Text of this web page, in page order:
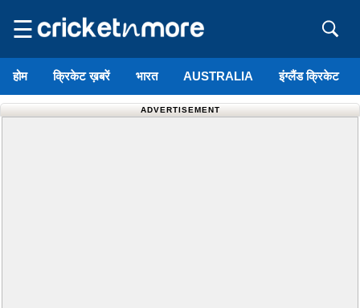
☰
होम क्रिकेट ख़बरें भारत AUSTRALIA इंग्लैंड क्रिकेट
ADVERTISEMENT